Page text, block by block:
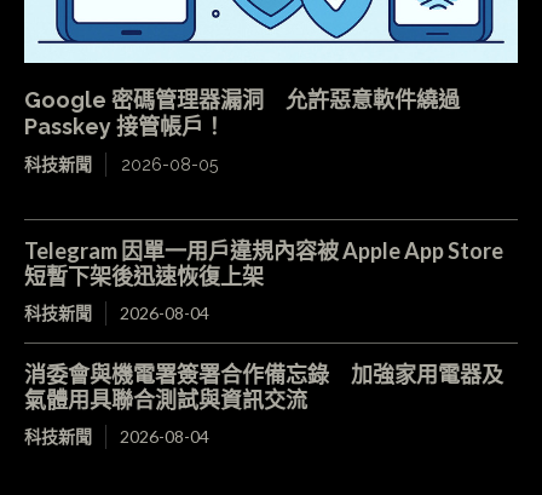
Google 密碼管理器漏洞 允許惡意軟件繞過
Passkey 接管帳戶！
科技新聞 2026-08-05
Telegram 因單一用戶違規內容被 Apple App Store
短暫下架後迅速恢復上架
科技新聞 2026-08-04
消委會與機電署簽署合作備忘錄 加強家用電器及
氣體用具聯合測試與資訊交流
科技新聞 2026-08-04